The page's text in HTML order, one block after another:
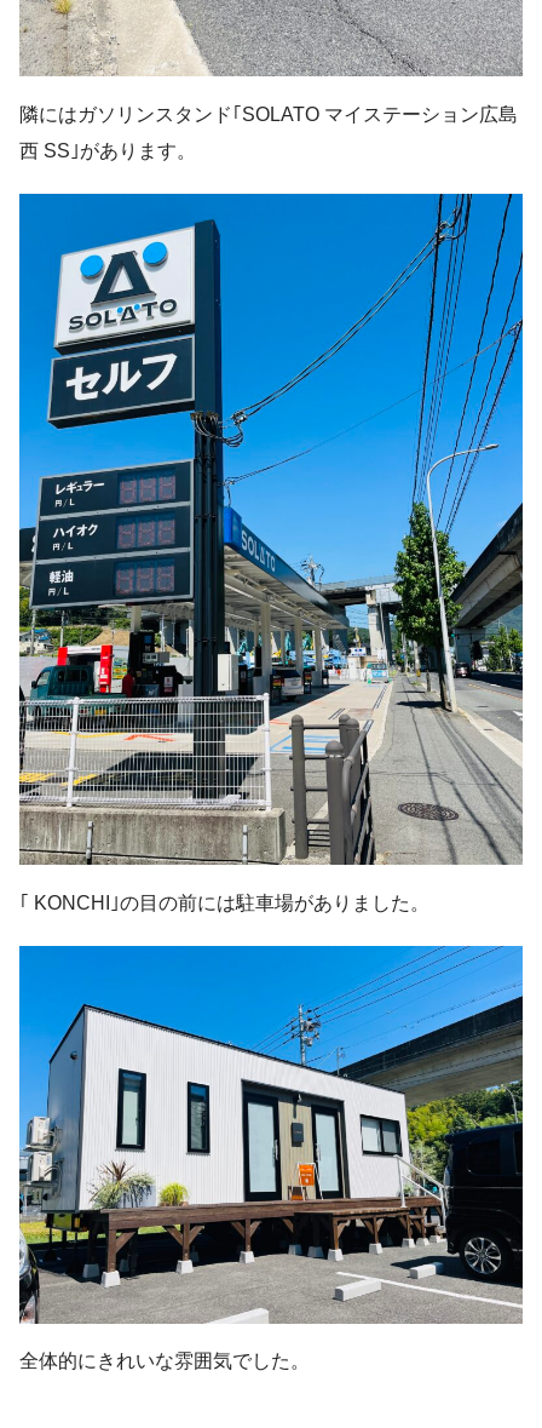
隣にはガソリンスタンド｢SOLATO マイステーション広島
西 SS｣があります。
｢ KONCHI｣の目の前には駐車場がありました。
全体的にきれいな雰囲気でした。